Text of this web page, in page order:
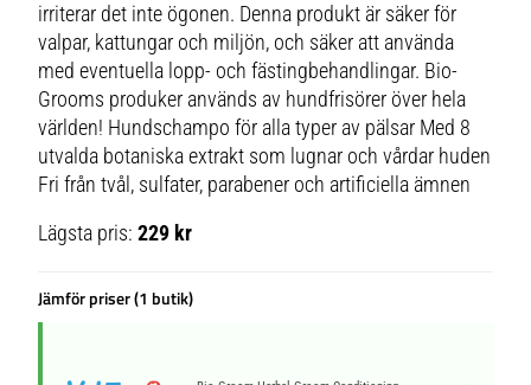
irriterar det inte ögonen. Denna produkt är säker för
valpar, kattungar och miljön, och säker att använda
med eventuella lopp- och fästingbehandlingar. Bio-
Grooms produker används av hundfrisörer över hela
världen! Hundschampo för alla typer av pälsar Med 8
utvalda botaniska extrakt som lugnar och vårdar huden
Fri från tvål, sulfater, parabener och artificiella ämnen
Lägsta pris:229 kr
Jämför priser (1 butik)